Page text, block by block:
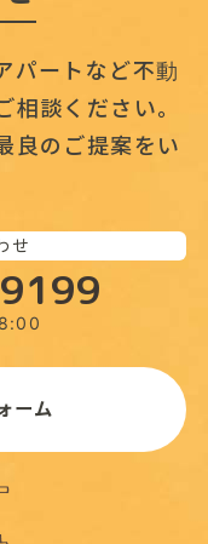
パートなど不動
相談ください。
良のご提案をい
せ
ーム